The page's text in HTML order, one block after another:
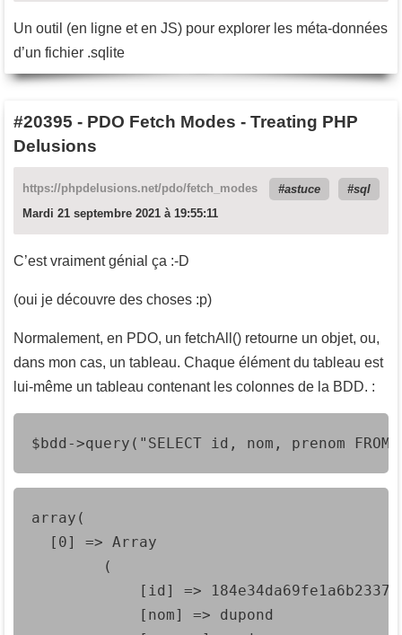
Un outil (en ligne et en JS) pour explorer les méta-données
d’un fichier .sqlite
#20395 - PDO Fetch Modes - Treating PHP
Delusions
https://phpdelusions.net/pdo/fetch_modes astuce
sql
Mardi 21 septembre 2021 à 19:55:11
C’est vraiment génial ça :-D
(oui je découvre des choses :p)
Normalement, en PDO, un fetchAll() retourne un objet, ou,
dans mon cas, un tableau. Chaque élément du tableau est
lui-même un tableau contenant les colonnes de la BDD. :
$bdd->query("SELECT id, nom, prenom
array(
  [0] => Array
        (
[id] =>
            [nom] => dupond